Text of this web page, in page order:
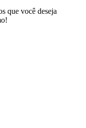
que você deseja